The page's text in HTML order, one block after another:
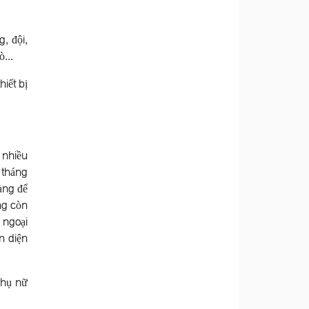
đội,
bị
để
còn
diện
nữ